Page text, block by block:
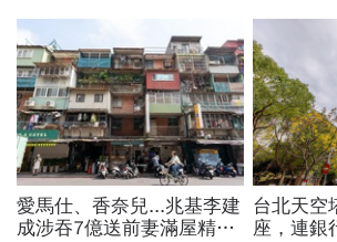
愛馬仕、香奈兒...兆基李建
成涉吞7億送前妻滿屋精
台北天空
座，連銀